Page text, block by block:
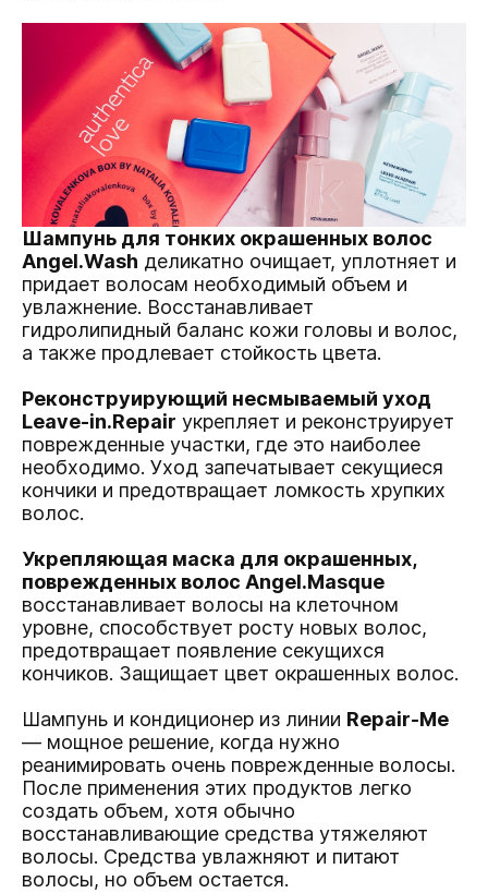
Шампунь для тонких окрашенных волос
Angel.Wash деликатно очищает, уплотняет и
придает волосам необходимый объем и
увлажнение. Восстанавливает
гидролипидный баланс кожи головы и волоc,
а также продлевает стойкость цвета.
Реконструирующий несмываемый уход
Leave-in.Repair укрепляет и реконструирует
поврежденные участки, где это наиболее
необходимо. Уход запечатывает секущиеся
кончики и предотвращает ломкость хрупких
волос.
Укрепляющая маска для окрашенных,
поврежденных волос Angel.Masque
восстанавливает волосы на клеточном
уровне, способствует росту новых волос,
предотвращает появление секущихся
кончиков. Защищает цвет окрашенных волос.
Шампунь и кондиционер из линии Repair-Me
— мощное решение, когда нужно
реанимировать очень поврежденные волосы.
После применения этих продуктов легко
создать объем, хотя обычно
восстанавливающие средства утяжеляют
волосы. Средства увлажняют и питают
волосы, но объем остается.